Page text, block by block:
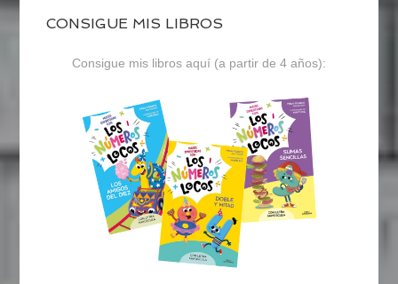
CONSIGUE MIS LIBROS
Consigue mis libros aquí (a partir de 4 años):